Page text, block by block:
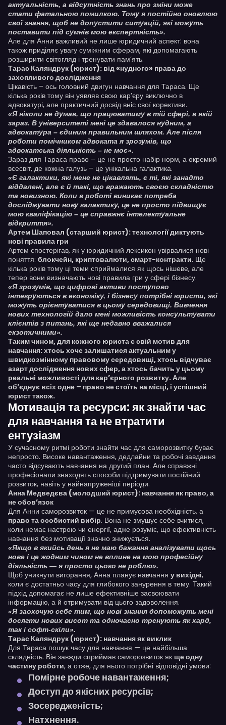
актуальність, а відсутність знань про зміни може
стати фатальною помилкою. Тому я постійно оновлюю
свої знання, щоб не допустити ситуацій, які можуть
поставити під сумнів мою експертність».
Але для Анни важливий не лише юридичний аспект: вона
також приділяє увагу суміжним сферам, які допомагають
розширити світогляд і тренувати пам’ять.
Тарас Каляндрук (юрист): від «нудного» права до
захопливого дослідження
Цікавість – ось головний двигун навчання для Тараса. Ще
кілька років тому він уявляв свою кар’єру виключно в
адвокатурі, але практичний досвід вніс свої корективи.
«Я ніколи не думав, що працюватиму в тій сфері, в якій
зараз. В університеті мені це здавалося нудним, а
адвокатура – єдиним правильним шляхом. Але після
роботи помічником адвоката я зрозумів, що
адвокатська діяльність – не моє».
Зараз для Тараса право – це не просто набір норм, а окремий
всесвіт, де кожна галузь – це унікальна галактика.
«Є галактики, які мене не цікавлять, є ті, які занадто
віддалені, але є й такі, що вражають своєю складністю
та новизною. Коли в роботі виникає потреба
досліджувати нову галактику, це не просто підвищує
мою кваліфікацію – це справжнє інтелектуальне
відкриття».
Артем Шаповал (старший юрист): технології диктують
нові правила гри
Артем спостерігав, як у юридичний лексикон увірвалися нові
поняття: блокчейн, криптовалюти, смарт-контракти. Ще
кілька років тому ці теми сприймалися як щось нішеве, але
тепер вони визначають нові правила гри у сфері бізнесу.
«Я зрозумів, що цифрові активи поступово
інтегруються в економіку, і бізнесу потрібні юристи, які
можуть орієнтуватися в цьому середовищі. Вивчення
нових технологій дало мені можливість консультувати
клієнтів з питань, які ще недавно вважалися
екзотичними».
Таким чином, для кожного юриста є свій мотив для
навчання: хтось хоче залишатися актуальним у
швидкозмінному правовому середовищі, хтось відчуває
азарт дослідження нових сфер, а хтось бачить у цьому
реальні можливості для кар’єрного розвитку. Але
об’єднує всіх одне – право не стоїть на місці, і успішний
юрист також.
Мотивація та ресурси: як знайти час
для навчання та не втратити
ентузіазм
У сучасному ритмі роботи знайти час для саморозвитку буває
непросто. Високе навантаження, дедлайни та робочі завдання
часто відсувають навчання на другий план. Але справжні
професіонали знаходять способи підтримувати постійний
розвиток, навіть у найнапруженіші періоди.
Анна Медведєва (молодший юрист): навчання як право, а
не обов’язок
Для Анни саморозвиток — це не примусова необхідність, а
право та особистий вибір. Вона не змушує себе вчитися,
коли немає настрою чи енергії, адже розуміє, що ефективність
навчання без мотивації значно знижується.
«Якщо в якийсь день я не маю бажання аналізувати щось
нове і це жодним чином не вплине на мою професійну
діяльність — я просто цього не роблю».
Щоб уникнути вигорання, Анна планує навчання у вихідні,
коли є достатньо часу для глибокого занурення в тему. Такий
підхід допомагає не лише ефективніше засвоювати
інформацію, а й отримувати від цього задоволення.
«Я заохочую себе тим, що нові знання допоможуть мені
досягти нових висот та одночасно тренують як хард,
так і софт-скіли».
Тарас Каляндрук (юрист): навчання як виклик
Для Тараса пошук часу для навчання — це найбільша
складність. Він завжди сприймав саморозвиток як ще одну
частину роботи, а отже, для нього потрібні відповідні умови:
Помірне робоче навантаження;
Доступ до якісних ресурсів;
Зосередженість;
Натхнення.